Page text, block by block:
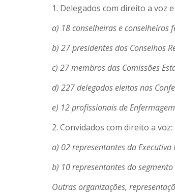
1. Delegados com direito a voz
a) 18 conselheiras e conselheiros
b) 27 presidentes dos Conselhos
c) 27 membros das Comissões
d) 227 delegados eleitos nas
e) 12 profissionais de
2. Convidados com direito a voz:
a) 02 representantes da Executiva
b) 10 representantes do
Outras organizações,